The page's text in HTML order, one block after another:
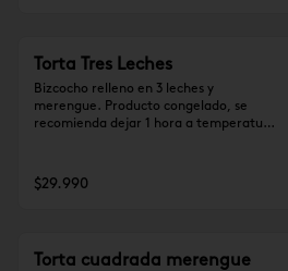
Torta Tres Leches
Bizcocho relleno en 3 leches y
merengue. Producto congelado, se
recomienda dejar 1 hora a temperatura
$29.990
Torta cuadrada merengue